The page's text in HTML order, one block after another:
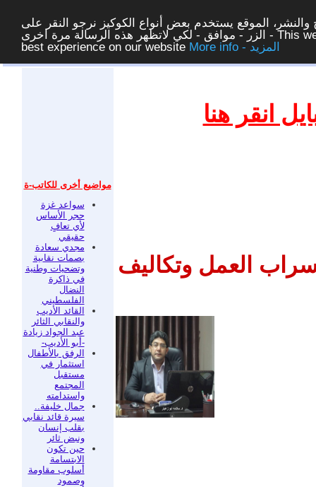
الموقع يستخدم بعض أنواع الكوكيز نرجو النقر على
الزر - موافق - لكي لاتظهر هذه الرسالة مرة اخرى - This website uses cookies to ensure you get the
best experience on our website
More info - المزيد
غلق
مواضيع أخرى للكاتب-ة
سواعد غزة
حجر الأساس
لأي تعافٍ
حقيقي
مجدي سعادة
بصمات نقابية
وتضحيات وطنية
في ذاكرة
النضال
الفلسطيني
القائد الأديب
والنقابي الثائر
عبد الجواد زيادة
-أبو الأديب-
الرفق بالأطفال
استثمار في
مستقبل
المجتمع
واستدامته
جمال خليفة..
سيرة قائد نقابي
بقلب إنسان
ونبض ثائر
حين تكون
الابتسامة
أسلوب مقاومة
وصمود
انقر هنا
العمل وتكاليف